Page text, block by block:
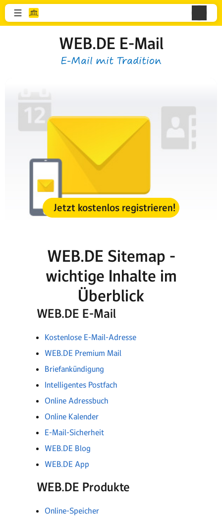
WEB.DE E-Mail
E-Mail mit Tradition
Jetzt kostenlos registrieren!
WEB.DE Sitemap -
wichtige Inhalte im
Überblick
WEB.DE E-Mail
Kostenlose E-Mail-Adresse
WEB.DE Premium Mail
Briefankündigung
Intelligentes Postfach
Online Adressbuch
Online Kalender
E-Mail-Sicherheit
WEB.DE Blog
WEB.DE App
WEB.DE Produkte
Online-Speicher